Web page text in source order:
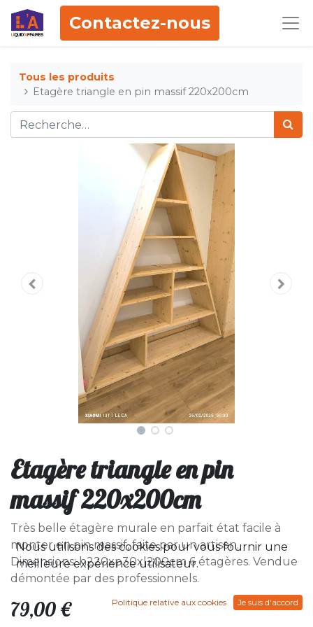
Contactez-nous
Tous les produits
Etagère triangle en pin massif 220x200cm
Etagère triangle en pin
massif 220x200cm
Très belle étagère murale en parfait état facile à
monter en pin massif, faite par un artisan.
Dimensions: h220xp30xl200cm 6 étagères. Vendue
démontée par des professionnels.
79,00 €
Nous utilisons des cookies pour vous fournir une
meilleure expérience utilisateur.
Politique relative aux cookies Je suis d'accord